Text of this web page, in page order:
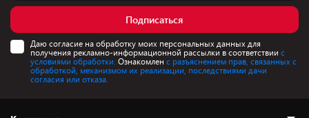
Подписаться
Даю согласие на обработку моих персональных данных для
получения рекламно-информационной рассылки в соответствии с
условиями обработки. Ознакомлен с разъяснением прав, связанных с
обработкой, механизмом их реализации, последствиями дачи
согласия или отказа.